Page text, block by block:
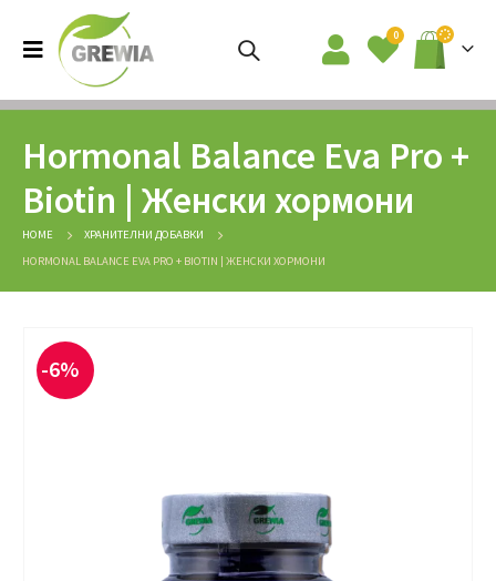
0
Hormonal Balance Eva Pro +
Biotin | Женски хормони
HOME
ХРАНИТЕЛНИ ДОБАВКИ
HORMONAL BALANCE EVA PRO + BIOTIN | ЖЕНСКИ ХОРМОНИ
-6%